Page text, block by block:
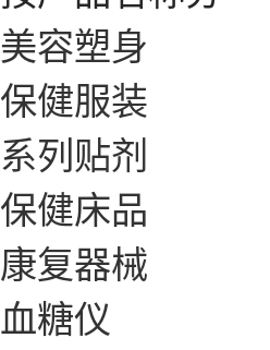
美容塑身
保健服装
系列贴剂
保健床品
康复器械
血糖仪